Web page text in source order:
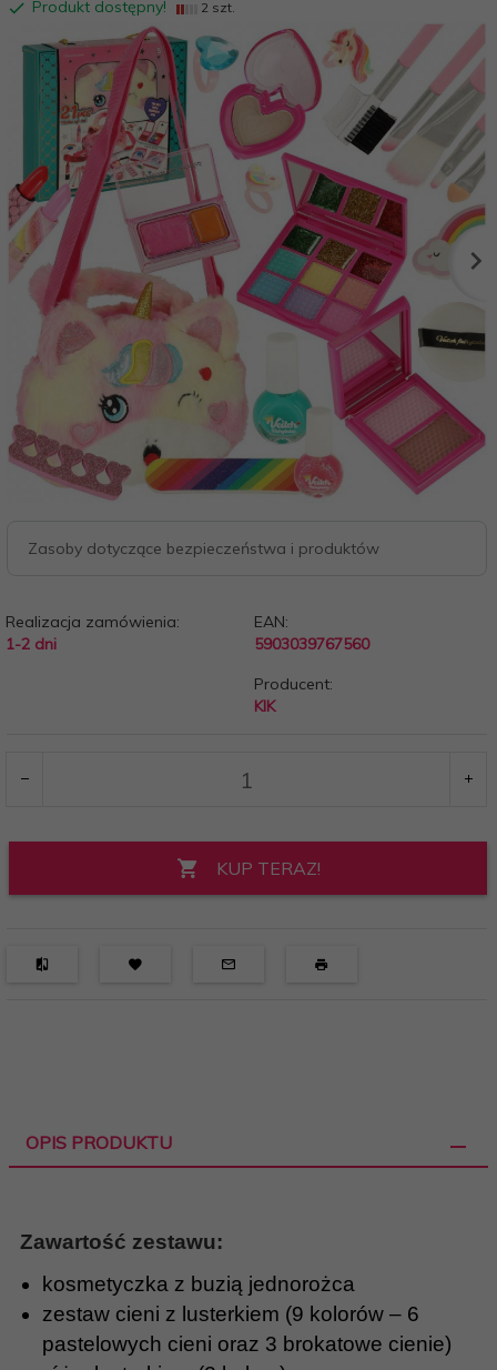
Produkt dostępny! 2 szt.
Zasoby dotyczące bezpieczeństwa i produktów
Realizacja zamówienia:
1-2 dni
EAN:
5903039767560
Producent:
KIK
KUP TERAZ!
OPIS PRODUKTU
Zawartość zestawu:
kosmetyczka z buzią jednorożca
zestaw cieni z lusterkiem (9 kolorów – 6
pastelowych cieni oraz 3 brokatowe cienie)